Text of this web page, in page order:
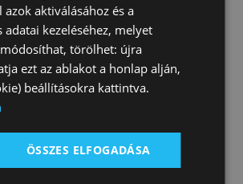
azok aktiválásához és a
adatai kezeléséhez, melyet
törölhet: újra
ezt az ablakot a honlap alján,
beállításokra kattintva.
ÖSSZES ELFOGADÁSA